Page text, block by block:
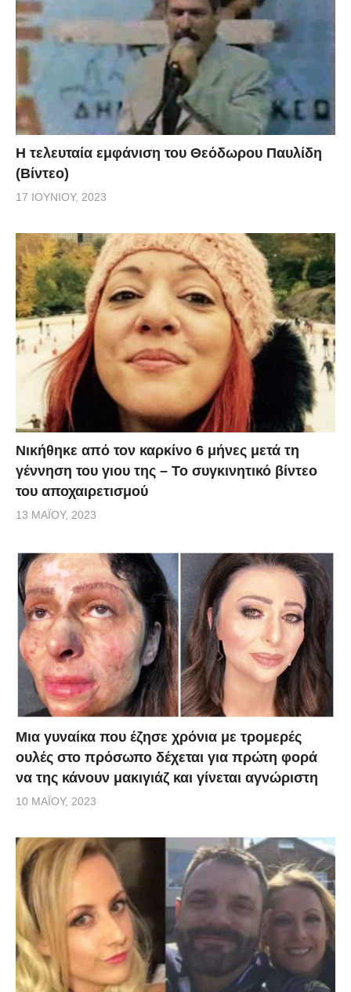
Η τελευταία εμφάνιση του Θεόδωρου Παυλίδη
(Βίντεο)
17 ΙΟΥΝΊΟΥ, 2023
Νικήθηκε από τον καρκίνο 6 μήνες μετά τη
γέννηση του γιου της – Το συγκινητικό βίντεο
του αποχαιρετισμού
13 ΜΑΪ́ΟΥ, 2023
Μια γυναίκα που έζησε χρόνια με τρομερές
ουλές στο πρόσωπο δέχεται για πρώτη φορά
να της κάνουν μακιγιάζ και γίνεται αγνώριστη
10 ΜΑΪ́ΟΥ, 2023